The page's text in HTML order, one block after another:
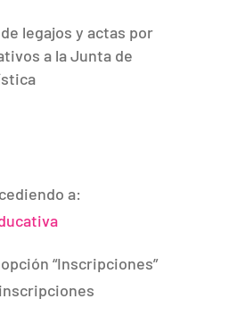
legajos y actas por
a la Junta de
a:
“Inscripciones”